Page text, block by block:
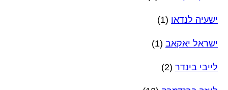
ישעיה לנדאו (1)
ישראל יאקאב (1)
לייבי בינדר (2)